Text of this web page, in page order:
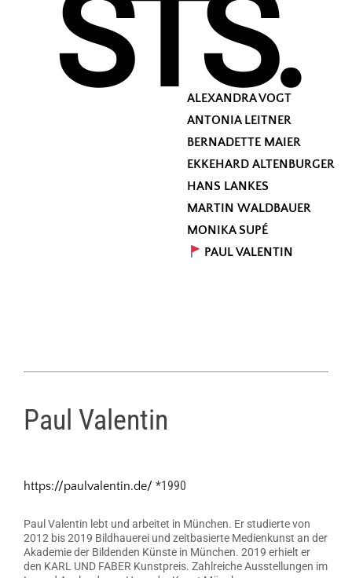
STS.
ALEXANDRA VOGT
ANTONIA LEITNER
BERNADETTE MAIER
EKKEHARD ALTENBURGER
HANS LANKES
MARTIN WALDBAUER
MONIKA SUPÉ
PAUL VALENTIN
Paul Valentin
https://paulvalentin.de/ *1990
Paul Valentin lebt und arbeitet in München. Er studierte von
2012 bis 2019 Bildhauerei und zeitbasierte Medienkunst an der
Akademie der Bildenden Künste in München. 2019 erhielt er
den KARL UND FABER Kunstpreis. Zahlreiche Ausstellungen im